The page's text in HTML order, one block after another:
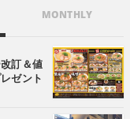
MONTHLY
訂＆値
ゼント